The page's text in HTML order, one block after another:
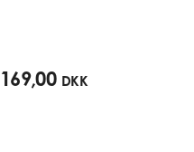
169,00 DKK